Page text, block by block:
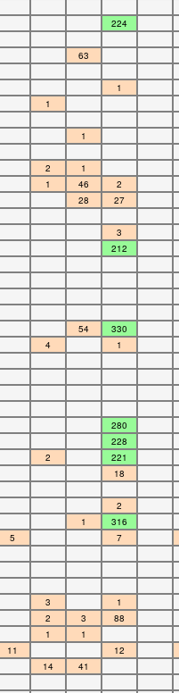
224
63
1
1
1
2
1
1 46
2
28
27
3
212
54
330
4
1
280
228
2
221
18
2
1
316
5
7
3
1
2 3
88
1
1
11
12
14
41